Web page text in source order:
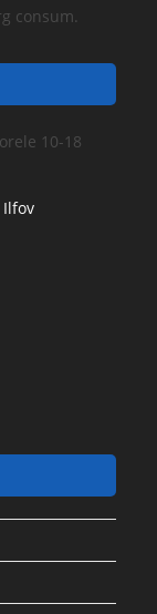
consum.
10-18
Ilfov